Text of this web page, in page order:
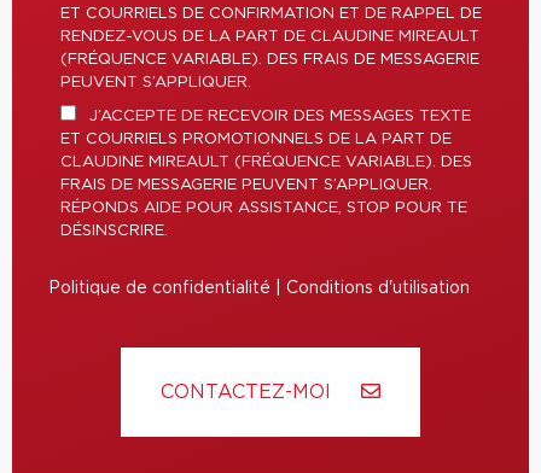
ET COURRIELS DE CONFIRMATION ET DE RAPPEL DE
RENDEZ-VOUS DE LA PART DE CLAUDINE MIREAULT
(FRÉQUENCE VARIABLE). DES FRAIS DE MESSAGERIE
PEUVENT S’APPLIQUER.
J’ACCEPTE DE RECEVOIR DES MESSAGES TEXTE
ET COURRIELS PROMOTIONNELS DE LA PART DE
CLAUDINE MIREAULT (FRÉQUENCE VARIABLE). DES
FRAIS DE MESSAGERIE PEUVENT S’APPLIQUER.
RÉPONDS AIDE POUR ASSISTANCE, STOP POUR TE
DÉSINSCRIRE.
Politique de confidentialité Conditions d'utilisation
CONTACTEZ-MOI